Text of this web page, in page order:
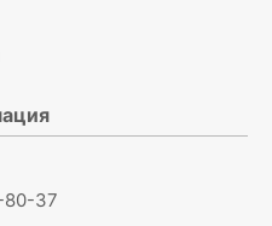
80-37